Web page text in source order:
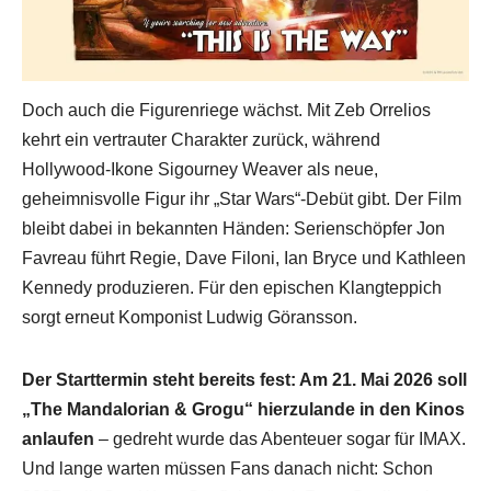
Doch auch die Figurenriege wächst. Mit Zeb Orrelios
kehrt ein vertrauter Charakter zurück, während
Hollywood-Ikone Sigourney Weaver als neue,
geheimnisvolle Figur ihr „Star Wars“-Debüt gibt. Der Film
bleibt dabei in bekannten Händen: Serienschöpfer Jon
Favreau führt Regie, Dave Filoni, Ian Bryce und Kathleen
Kennedy produzieren. Für den epischen Klangteppich
sorgt erneut Komponist Ludwig Göransson.
Der Starttermin steht bereits fest: Am 21. Mai 2026 soll
„The Mandalorian & Grogu“ hierzulande in den Kinos
anlaufen – gedreht wurde das Abenteuer sogar für IMAX.
Und lange warten müssen Fans danach nicht: Schon